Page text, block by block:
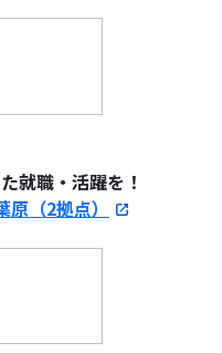
就職・活躍を！
（2拠点）